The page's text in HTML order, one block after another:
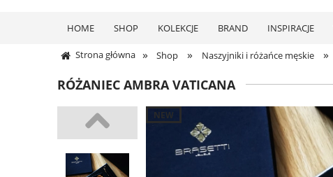
HOME SHOP KOLEKCJE BRAND INSPIRACJE
Strona główna » Shop » Naszyjniki i różańce męskie »
RÓŻANIEC AMBRA VATICANA
NEW